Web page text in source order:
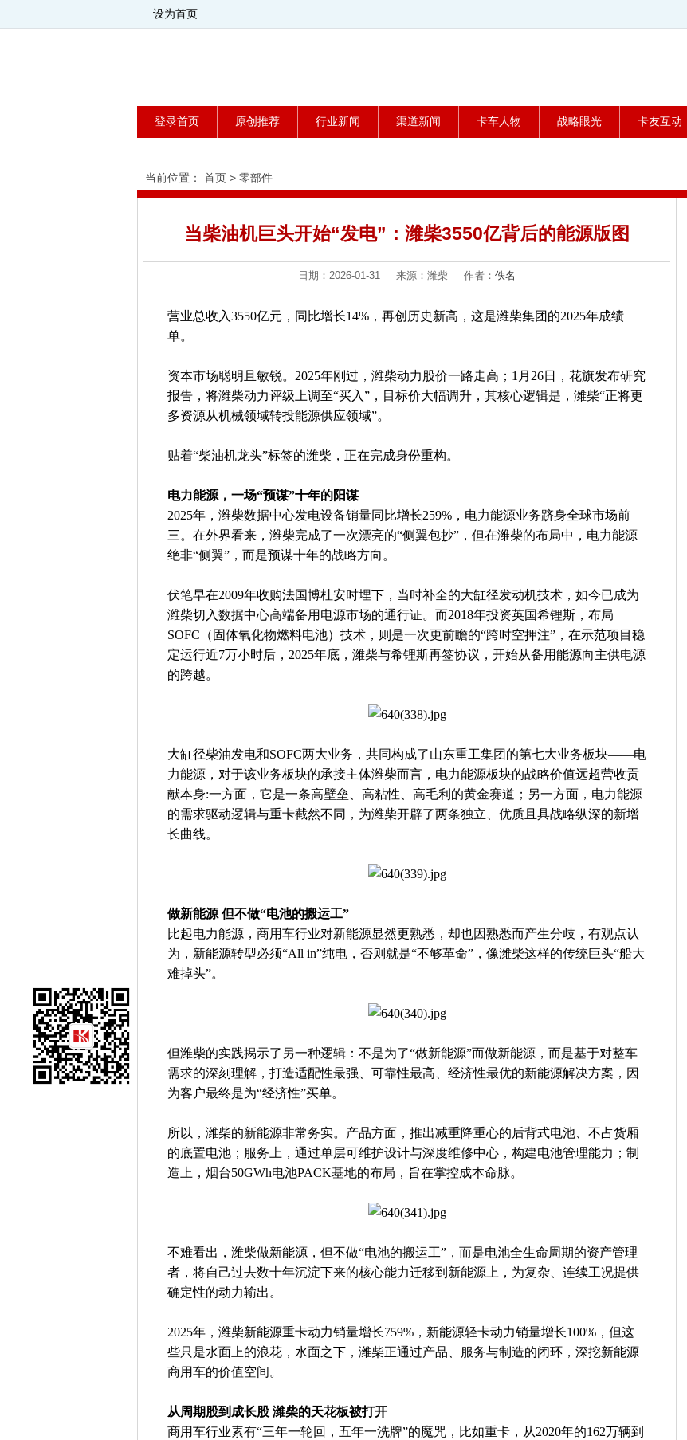
设为首页
登录首页 原创推荐 行业新闻 渠道新闻 卡车人物 战略眼光 卡友互动
当前位置： 首页 > 零部件
当柴油机巨头开始“发电”：潍柴3550亿背后的能源版图
日期：2026-01-31 来源：潍柴 作者： 佚名
营业总收入3550亿元，同比增长14%，再创历史新高，这是潍柴集团的2025年成绩
单。
资本市场聪明且敏锐。2025年刚过，潍柴动力股价一路走高；1月26日，花旗发布研究
报告，将潍柴动力评级上调至“买入”，目标价大幅调升，其核心逻辑是，潍柴“正将更
多资源从机械领域转投能源供应领域”。
贴着“柴油机龙头”标签的潍柴，正在完成身份重构。
电力能源，一场“预谋”十年的阳谋
2025年，潍柴数据中心发电设备销量同比增长259%，电力能源业务跻身全球市场前
三。在外界看来，潍柴完成了一次漂亮的“侧翼包抄”，但在潍柴的布局中，电力能源
绝非“侧翼”，而是预谋十年的战略方向。
伏笔早在2009年收购法国博杜安时埋下，当时补全的大缸径发动机技术，如今已成为
潍柴切入数据中心高端备用电源市场的通行证。而2018年投资英国希锂斯，布局
SOFC（固体氧化物燃料电池）技术，则是一次更前瞻的“跨时空押注”，在示范项目稳
定运行近7万小时后，2025年底，潍柴与希锂斯再签协议，开始从备用能源向主供电源
的跨越。
大缸径柴油发电和SOFC两大业务，共同构成了山东重工集团的第七大业务板块——电
力能源，对于该业务板块的承接主体潍柴而言，电力能源板块的战略价值远超营收贡
献本身:一方面，它是一条高壁垒、高粘性、高毛利的黄金赛道；另一方面，电力能源
的需求驱动逻辑与重卡截然不同，为潍柴开辟了两条独立、优质且具战略纵深的新增
长曲线。
做新能源 但不做“电池的搬运工”
比起电力能源，商用车行业对新能源显然更熟悉，却也因熟悉而产生分歧，有观点认
为，新能源转型必须“All in”纯电，否则就是“不够革命”，像潍柴这样的传统巨头“船大
难掉头”。
但潍柴的实践揭示了另一种逻辑：不是为了“做新能源”而做新能源，而是基于对整车
需求的深刻理解，打造适配性最强、可靠性最高、经济性最优的新能源解决方案，因
为客户最终是为“经济性”买单。
所以，潍柴的新能源非常务实。产品方面，推出减重降重心的后背式电池、不占货厢
的底置电池；服务上，通过单层可维护设计与深度维修中心，构建电池管理能力；制
造上，烟台50GWh电池PACK基地的布局，旨在掌控成本命脉。
不难看出，潍柴做新能源，但不做“电池的搬运工”，而是电池全生命周期的资产管理
者，将自己过去数十年沉淀下来的核心能力迁移到新能源上，为复杂、连续工况提供
确定性的动力输出。
2025年，潍柴新能源重卡动力销量增长759%，新能源轻卡动力销量增长100%，但这
些只是水面上的浪花，水面之下，潍柴正通过产品、服务与制造的闭环，深挖新能源
商用车的价值空间。
从周期股到成长股 潍柴的天花板被打开
商用车行业素有“三年一轮回，五年一洗牌”的魔咒，比如重卡，从2020年的162万辆到